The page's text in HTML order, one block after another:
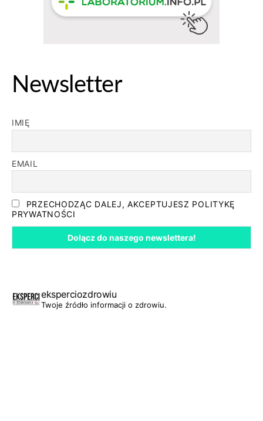
Newsletter
IMIĘ
EMAIL
PRZECHODZĄC DALEJ, AKCEPTUJESZ POLITYKĘ
PRYWATNOŚCI
eksperciozdrowiu
Twoje źródło informacji o zdrowiu.